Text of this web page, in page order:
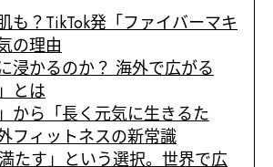
も？TikTok発「ファイバーマキ
の理由
浸かるのか？ 海外で広がる
とは
から「長く元気に生きるた
ィットネスの新常識
たす」という選択。世界で広